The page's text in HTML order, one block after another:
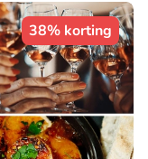
38% korting